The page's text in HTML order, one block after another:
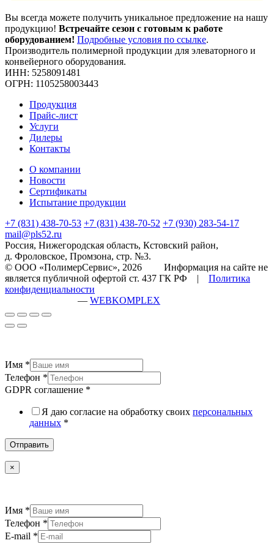
Вы всегда можете получить уникальное предложение на нашу
продукцию! Встречайте сезон с готовым к работе
оборудованием! Подробные условия по ссылке.
Производитель полимерной продукции для элеваторного и
конвейерного оборудования.
ИНН: 5258091481
ОГРН: 1105258003443
Продукция
Прайс-лист
Услуги
Дилеры
Контакты
О компании
Новости
Сертификаты
Испытание продукции
+7 (831) 438-70-53 +7 (831) 438-70-52 +7 (930) 283-54-17
mail@pls52.ru
Россия, Нижегородская область, Кстовский район,
д. Фроловское, Промзона, стр. №3.
© ООО «ПолимерСервис», 2026 Информация на сайте не
является публичной офертой ст. 437 ГК РФ | Политика
конфиденциальности
— WEBKOMPLEX
Имя *
Телефон *
GDPR соглашение *
Я даю согласие на обработку своих персональных
данных *
Отправить
×
Имя *
Телефон *
E-mail *